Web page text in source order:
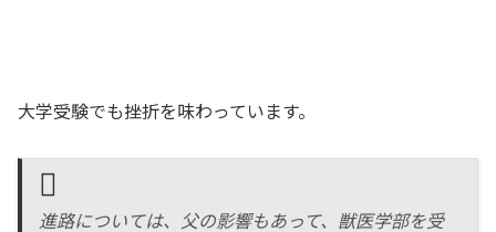
大学受験でも挫折を味わっています。
進路については、父の影響もあって、獣医学部を受